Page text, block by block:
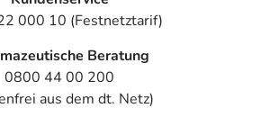
000 10 (Festnetztarif)
Beratung
0800 44 00 200
aus dem dt. Netz)